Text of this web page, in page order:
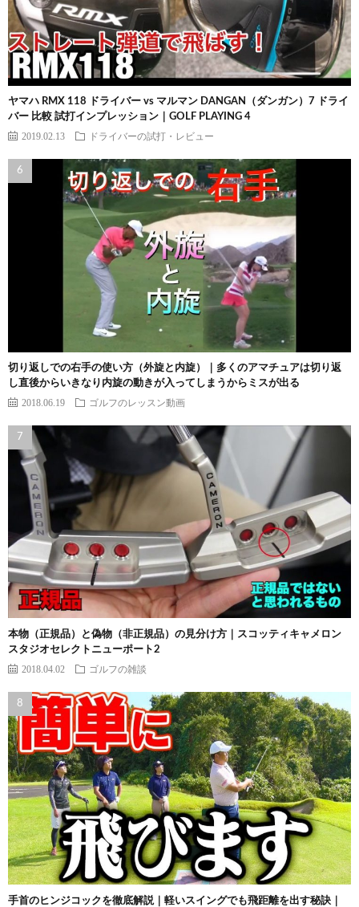
ヤマハ RMX 118 ドライバー vs マルマン DANGAN（ダンガン）7 ドライ
バー 比較 試打インプレッション｜GOLF PLAYING 4
2019.02.13 ドライバーの試打・レビュー
切り返しでの右手の使い方（外旋と内旋）｜多くのアマチュアは切り返
し直後からいきなり内旋の動きが入ってしまうからミスが出る
2018.06.19 ゴルフのレッスン動画
本物（正規品）と偽物（非正規品）の見分け方｜スコッティキャメロン
スタジオセレクトニューポート2
2018.04.02 ゴルフの雑談
手首のヒンジコックを徹底解説｜軽いスイングでも飛距離を出す秘訣｜